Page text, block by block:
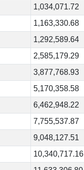
1,034,071.72
1,163,330.68
1,292,589.64
2,585,179.29
3,877,768.93
5,170,358.58
6,462,948.22
7,755,537.87
9,048,127.51
10,340,717.16